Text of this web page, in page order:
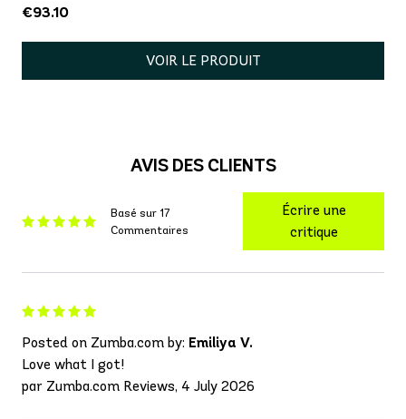
€93.10
VOIR LE PRODUIT
AVIS DES CLIENTS
Basé sur 17
Commentaires
Écrire une
critique
Posted on Zumba.com by: Emiliya V.
Love what I got!
par Zumba.com Reviews, 4 July 2026